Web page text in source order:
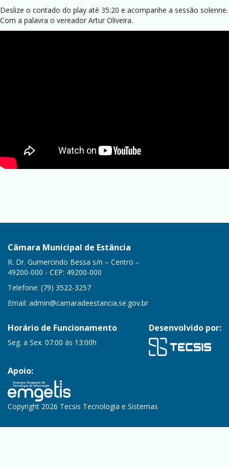
Deslize o contado do play até 35:20 e acompanhe a sessão solenne.
Com a palavra o vereador Artur Oliveira.
Câmara Municipal de Estância
R. Dr. Gumercindo Bessa s/n – Centro –
49200-000 - CEP: 49200-000
Telefone: (79) 3522-3257
Email: admin@camaradeestancia.se.gov.br
Horário de Funcionamento
Seg. a Sex. 07:00 às 13:00h
Desenvolvido por:
Apoio:
Copyright 2026 Tecsis Tecnologia e Sistemas